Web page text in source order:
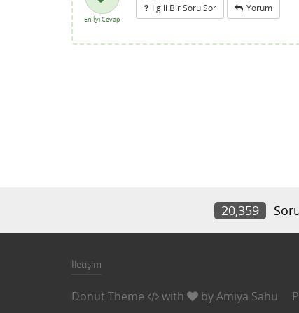
En İyi Cevap
Ilgili Bir Soru Sor Yorum
20,359
İletişim
Donut Theme with byAmiya Sahu